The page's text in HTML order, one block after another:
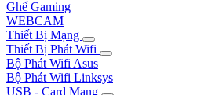
Ghế Gaming
WEBCAM
Thiết Bị Mạng
Thiết Bị Phát Wifi
Bộ Phát Wifi Asus
Bộ Phát Wifi Linksys
USB - Card Mạng